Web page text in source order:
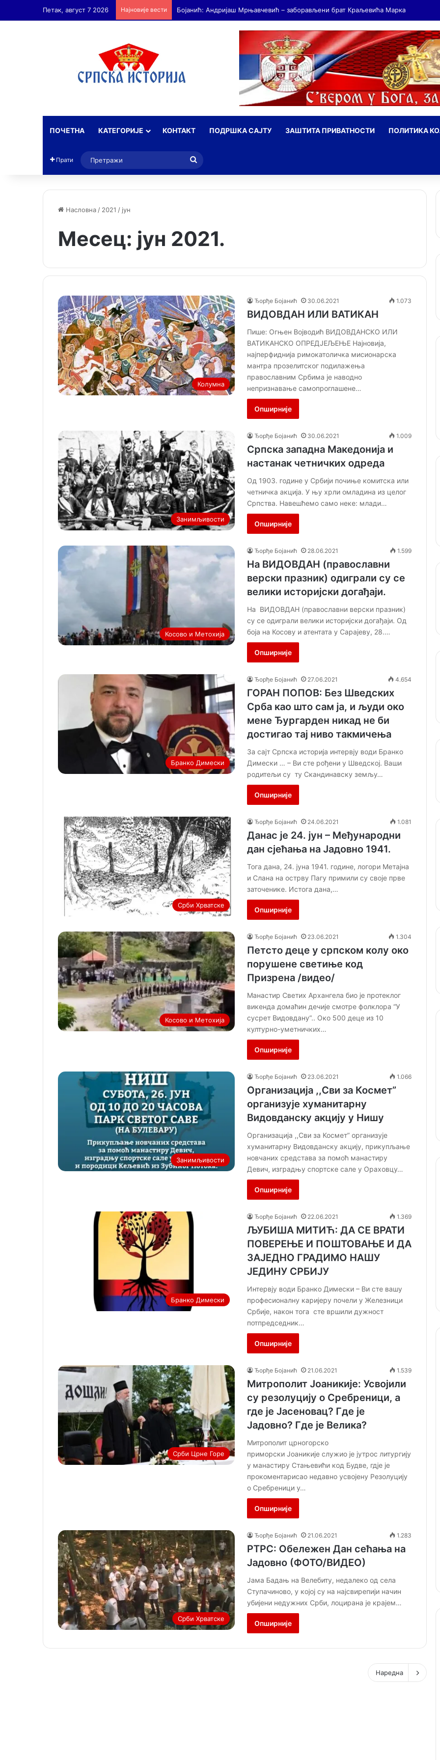
Петак, август 7 2026 Најновије вести
ПОЧЕТНА КАТЕГОРИЈЕ КОНТАКТ ПОДРШКА САЈТУ ЗАШТИТА ПРИВАТНОСТИ ПОЛИТИКА
Прати
Насловна / 2021 / јун
Месец: јун 2021.
Колумна
Ђорђе Бојанић 30.06.2021 1.073
ВИДОВДАН ИЛИ ВАТИКАН
Пише: Огњен Војводић ВИДОВДАНСКО ИЛИ
ВАТИКАНСКО ОПРЕДЈЕЉЕЊЕ Најновија,
најперфиднија римокатоличка мисионарска
мантра прозелитског подилажења
православним Србима је наводно
непризнавање самопроглашене…
Опширније
Занимљивости
Ђорђе Бојанић 30.06.2021 1.009
Српска западна Македонија и
настанак четничких одреда
Од 1903. године у Србији почиње комитска или
четничка акција. У њу хрли омладина из целог
Српства. Навешћемо само неке: млади…
Опширније
Косово и Метохија
Ђорђе Бојанић 28.06.2021 1.599
На ВИДОВДАН (православни
верски празник) одиграли су се
велики историјски догађаји.
На ВИДОВДАН (православни верски празник)
су се одиграли велики историјски догађаји. Од
боја на Косову и атентата у Сарајеву, 28.…
Опширније
Бранко Димески
Ђорђе Бојанић 27.06.2021 4.654
ГОРАН ПОПОВ: Без Шведских
Срба као што сам ја, и људи око
мене Ђургарден никад не би
достигао тај ниво такмичења
За сајт Српска историја интервју води Бранко
Димески … – Ви сте рођени у Шведској. Ваши
родитељи су ту Скандинавску земљу…
Опширније
Срби Хрватске
Ђорђе Бојанић 24.06.2021 1.081
Данас је 24. јун – Међународни
дан сјећања на Јадовно 1941.
Тога дана, 24. јуна 1941. године, логори Метајна
и Слана на острву Пагу примили су своје прве
заточенике. Истога дана,…
Опширније
Косово и Метохија
Ђорђе Бојанић 23.06.2021 1.304
Петсто деце у српском колу око
порушене светиње код
Призрена /видео/
Манастир Светих Архангела био је протеклог
викенда домаћин дечије смотре фолклора “У
сусрет Видовдану”.. Око 500 деце из 10
културно-уметничких…
Опширније
Занимљивости
Ђорђе Бојанић 23.06.2021 1.066
Организација ,,Сви за Космет”
организује хуманитарну
Видовданску акцију у Нишу
Организација ,,Сви за Космет” организује
хуманитарну Видовданску акцију, прикупљање
новчаних средстава за помоћ манастиру
Девич, изградњу спортске сале у Ораховцу…
Опширније
Бранко Димески
Ђорђе Бојанић 22.06.2021 1.369
ЉУБИША МИТИЋ: ДА СЕ ВРАТИ
ПОВЕРЕЊЕ И ПОШТОВАЊЕ И ДА
ЗАЈЕДНО ГРАДИМО НАШУ
ЈЕДИНУ СРБИЈУ
Интервју води Бранко Димески – Ви сте вашу
професионалну каријеру почели у Железници
Србије, након тога сте вршили дужност
потпредседник…
Опширније
Срби Црне Горе
Ђорђе Бојанић 21.06.2021 1.539
Митрополит Јоаникије: Усвојили
су резолуцију о Сребреници, а
где је Јасеновац? Где је
Јадовно? Где је Велика?
Митрополит црногорско
приморски Јоаникије служио је јутрос литургију
у манастиру Стањевићи код Будве, гдје је
прокоментарисао недавно усвојену Резолуцију
о Сребреници у…
Опширније
Срби Хрватске
Ђорђе Бојанић 21.06.2021 1.283
РТРС: Обележен Дан сећања на
Јадовно (ФОТО/ВИДЕО)
Јама Бадањ на Велебиту, недалеко од села
Ступачиново, у којој су на најсвирепији начин
убијени недужних Срби, лоцирана је крајем…
Опширније
Наредна